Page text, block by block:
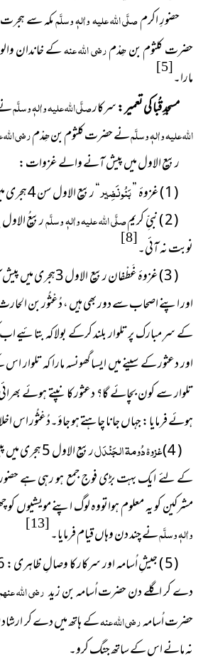
حضورِ اکرمصلَّی اللہ علیہ واٰلہٖ وسلَّممکہ سے ہجرت فرما کر12 ربیعُ الاوّل کو قُبا
حضرت کلثوم بن ھِدْمرضی اللہ عنہکے خاندان
مارا۔[5]
مسجدِ قُبا کی تعمیر :سرکارصلَّی اللہ علیہ واٰلہٖ وسلَّم
اللہ علیہ واٰلہٖ وسلَّمنے حضرت کلثوم بن ھِدْمرضی
ربیع الاول میں پیش آنے والے غزوات :
( 1 ) غزوۂ ”
بَنُونَضِیر“ربیع الاول سن 4 ہجری میں پیش آیا۔
( 2 ) نبیِّ کریم صلَّی اللہ علیہ واٰلہٖ وسلَّم
نوبت نہ آئی۔[8]
( 3 ) غزوۂ غَطْفان ربیع الاول 3ہجری میں پیش آیا
اور اپنے اصحاب سے دور بھی ہیں ، دُعْثُور بن
کے سرِ مبارک پر تلوار بلند کرکے بولا کہ
اور دعثور کے سینے میں ایسا گھونسہ مارا کہ
تلوار سے کون بچائے گا؟ دعثور کانپتے ہوئے
ہوئے فرمایا : جہاں جانا چاہتے ہو جاؤ۔دُعْثُور اس
( 4 ) غزوۂ دُومۃ الجَنْدَلربیع الاول 5 ہجری میں پیش آیا۔
کے لئے ایک بہت بڑی فوج جمع ہو رہی ہے
مشرکین کو یہ معلوم ہواتووہ لوگ اپنے مویشیوں کو
واٰلہٖ وسلَّمنے چند دن وہاں قیام فرمایا۔[13]
( 5 ) جیشِ اُسامہ اور سرکار کا وصالِ ظاہری : 26 صفر 11 ہجری پیر کے دن حضورِ اقدس
دے کر اگلے دن حضرت اُسامہ بن زیدرضی اللہ
حضرت اُسامہرضی اللہ عنہکے ہاتھ میں دے کر ارشاد
نہ مانے اس کے ساتھ جنگ کرو۔